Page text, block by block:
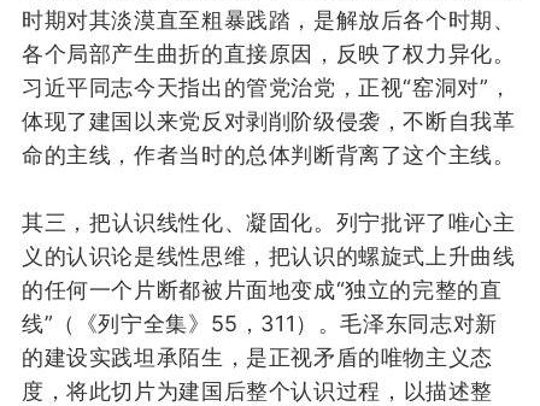
时期对其淡漠直至粗暴践踏 ，是解放后各个时期、
各个局部产生曲折的直接原因 ， 反映了权力异化。
习近平同志今天指出的管党治党， 正视“窑洞对”，
体现了建国以来党反 对剥削 阶级侵袭 ，不断自我革
命的主线 ，作者当时的总体判断背离了这个主线。
其三 ， 把认识线性化、凝固化。 列宁批评了唯心主
义的认识论是线性思维，把认识的螺旋式上升曲线
的任何一个片断都被片面地变成“独立的完整的直
线” （ 《列宁全集》55，311 ） 。毛泽东同志对新
的建设实践坦承陌生，是正视矛盾的唯物主义态
度 ，将此切片为建国后整个认识过程 ， 以描述整